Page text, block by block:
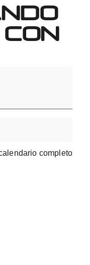
CON
completo